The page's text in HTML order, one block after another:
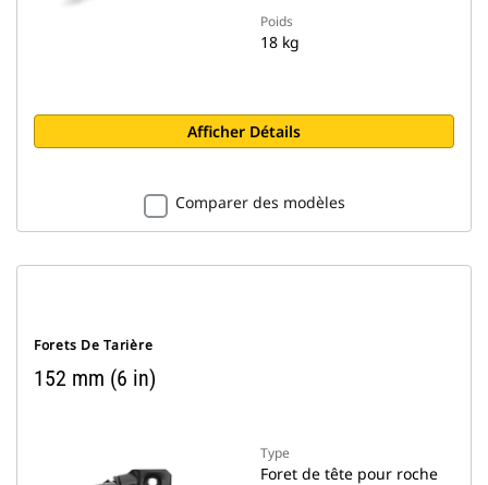
Poids
18 kg
Afficher Détails
Comparer des modèles
Forets De Tarière
152 mm (6 in)
Type
Foret de tête pour roche